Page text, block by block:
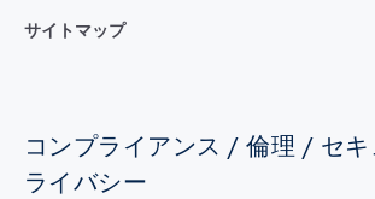
サイトマップ
コンプライアンス / 倫理 / セ
ライバシー